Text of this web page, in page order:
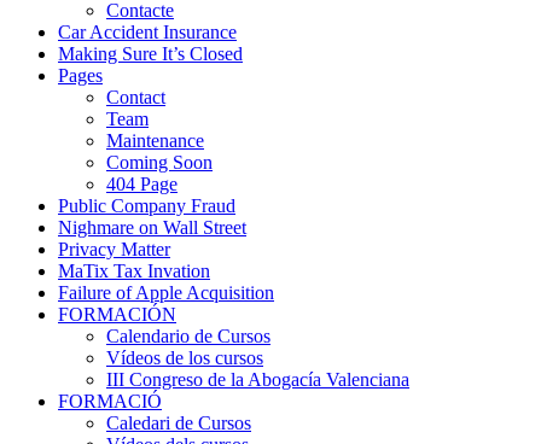
Contacte
Car Accident Insurance
Making Sure It’s Closed
Pages
Contact
Team
Maintenance
Coming Soon
404 Page
Public Company Fraud
Nighmare on Wall Street
Privacy Matter
MaTix Tax Invation
Failure of Apple Acquisition
FORMACIÓN
Calendario de Cursos
Vídeos de los cursos
III Congreso de la Abogacía Valenciana
FORMACIÓ
Caledari de Cursos